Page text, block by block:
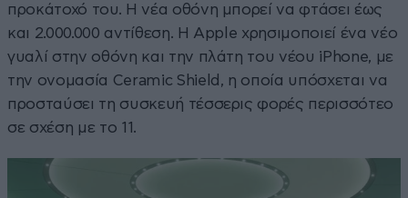
προκάτοχό του. Η νέα οθόνη μπορεί να φτάσει έως
και 2.000.000 αντίθεση. Η Apple χρησιμοποιεί ένα νέο
γυαλί στην οθόνη και την πλάτη του νέου iPhone, με
την ονομασία Ceramic Shield, η οποία υπόσχεται να
προσταύσει τη συσκευή τέσσερις φορές περισσότεο
σε σχέση με το 11.